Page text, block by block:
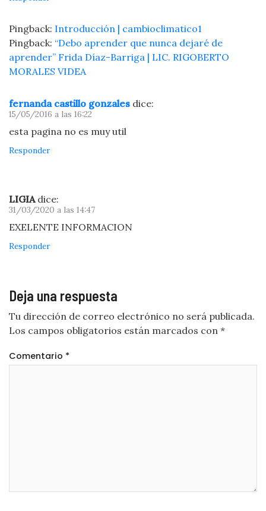
Pingback: Introducción | cambioclimatico1
Pingback: “Debo aprender que nunca dejaré de
aprender” Frida Díaz-Barriga | LIC. RIGOBERTO
MORALES VIDEA
fernanda castillo gonzales dice:
15/05/2016 a las 16:22
esta pagina no es muy util
Responder
LIGIA dice:
31/03/2020 a las 14:47
EXELENTE INFORMACION
Responder
Deja una respuesta
Tu dirección de correo electrónico no será publicada.
Los campos obligatorios están marcados con *
Comentario *